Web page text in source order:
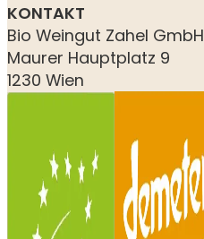
KONTAKT
Bio Weingut Zahel GmbH
Maurer Hauptplatz 9
1230 Wien